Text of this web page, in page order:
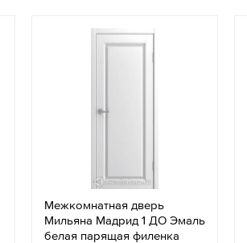
Межкомнатная дверь
Мильяна Мадрид 1 ДО Эмаль
белая парящая филенка